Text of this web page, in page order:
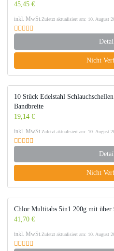
45,45 €
inkl. MwSt.Zuletzt aktualisiert am: 10. August
Nicht
10 Stück Edelstahl
Bandbreite
19,14 €
inkl. MwSt.Zuletzt aktualisiert am: 10. August
Nicht
Chlor Multitabs 5in1 200g mit
41,70 €
inkl. MwSt.Zuletzt aktualisiert am: 10. August